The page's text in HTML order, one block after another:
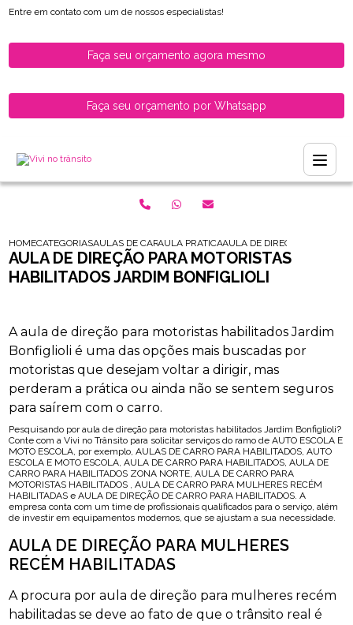
Entre em contato com um de nossos especialistas!
Faça seu orçamento agora mesmo
Faça seu orçamento por Whatsapp
HOMECATEGORIASAULAS DE CARRO PARA HABILITADOS
AULA PRATICA DE CARRO PARA
AULA DE DIRECAO PARA
AULA DE DIREÇÃO PARA MOTORISTAS
HABILITADOS JARDIM BONFIGLIOLI
A aula de direção para motoristas habilitados Jardim
Bonfiglioli é uma das opções mais buscadas por
motoristas que desejam voltar a dirigir, mas
perderam a prática ou ainda não se sentem seguros
para saírem com o carro.
Pesquisando por aula de direção para motoristas habilitados Jardim Bonfiglioli?
Conte com a Vivi no Trânsito para solicitar serviços do ramo de AUTO ESCOLA E
MOTO ESCOLA, por exemplo, AULAS DE CARRO PARA HABILITADOS, AUTO
ESCOLA E MOTO ESCOLA, AULA DE CARRO PARA HABILITADOS, AULA DE
CARRO PARA HABILITADOS ZONA NORTE, AULA DE CARRO PARA
MOTORISTAS HABILITADOS , AULA DE CARRO PARA MULHERES RECÉM
HABILITADAS e AULA DE DIREÇÃO DE CARRO PARA HABILITADOS. A
empresa conta com um time de profissionais qualificados para o serviço, além
de investir em equipamentos modernos, que se ajustam a sua necessidade.
AULA DE DIREÇÃO PARA MULHERES
RECÉM HABILITADAS
A procura por aula de direção para mulheres recém
habilitadas se deve ao fato de que o trânsito real é